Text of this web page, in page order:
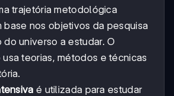
trajetória metodológica
base nos objetivos da pesquisa
do universo a estudar. O
teorias, métodos e técnicas
é utilizada para estudar